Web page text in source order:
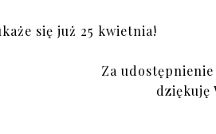
się już 25 kwietnia!
Za
dziękuję